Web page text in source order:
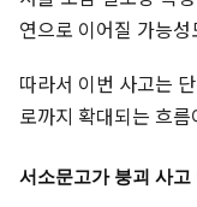
연으로 이어질 가능
따라서 이번 사고는
로까지 확대되는 흐름
서소문고가 붕괴 사